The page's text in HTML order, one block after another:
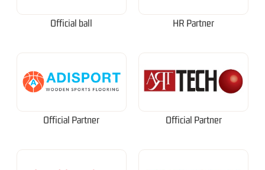
Official ball HR Partner
Official Partner Official Partner